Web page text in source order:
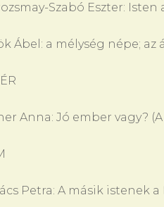
Szabó Eszter:
Ábel: a mélység népe; az
Anna: Jó ember vagy?
Petra: A másik istenek